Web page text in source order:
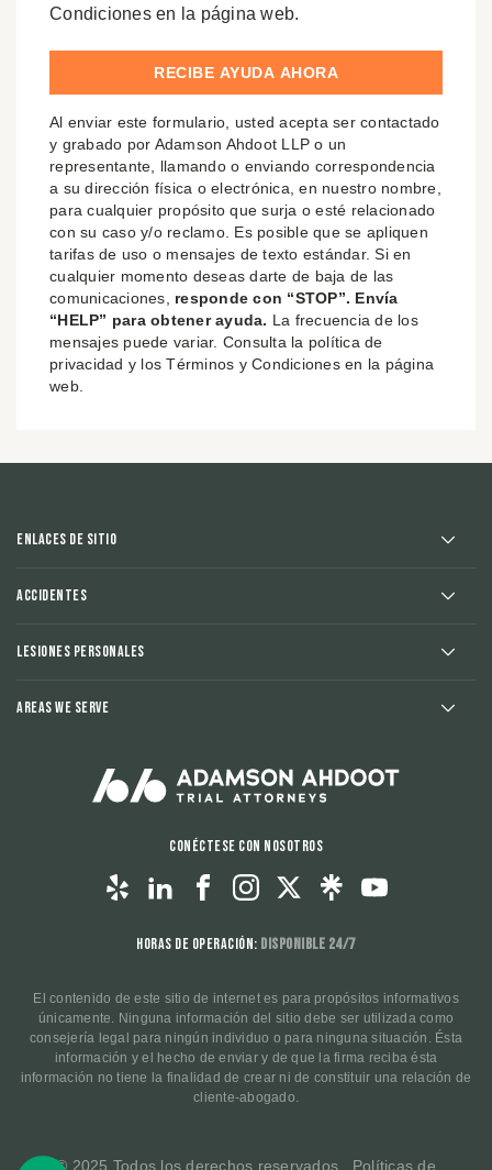
Condiciones en la página web.
Al enviar este formulario, usted acepta ser contactado
y grabado por Adamson Ahdoot LLP o un
representante, llamando o enviando correspondencia
a su dirección física o electrónica, en nuestro nombre,
para cualquier propósito que surja o esté relacionado
con su caso y/o reclamo. Es posible que se apliquen
tarifas de uso o mensajes de texto estándar. Si en
cualquier momento deseas darte de baja de las
comunicaciones, responde con “STOP”. Envía
“HELP” para obtener ayuda. La frecuencia de los
mensajes puede variar. Consulta la política de
privacidad y los Términos y Condiciones en la página
web.
Enlaces de sitio
Accidentes
Lesiones Personales
Areas We Serve
Conéctese con nosotros
Horas de operación: Disponible 24/7
El contenido de este sitio de internet es para propósitos informativos
únicamente. Ninguna información del sitio debe ser utilizada como
consejería legal para ningún individuo o para ninguna situación. Ésta
información y el hecho de enviar y de que la firma reciba ésta
información no tiene la finalidad de crear ni de constituir una relación de
cliente-abogado.
© 2025 Todos los derechos reservados. Políticas de